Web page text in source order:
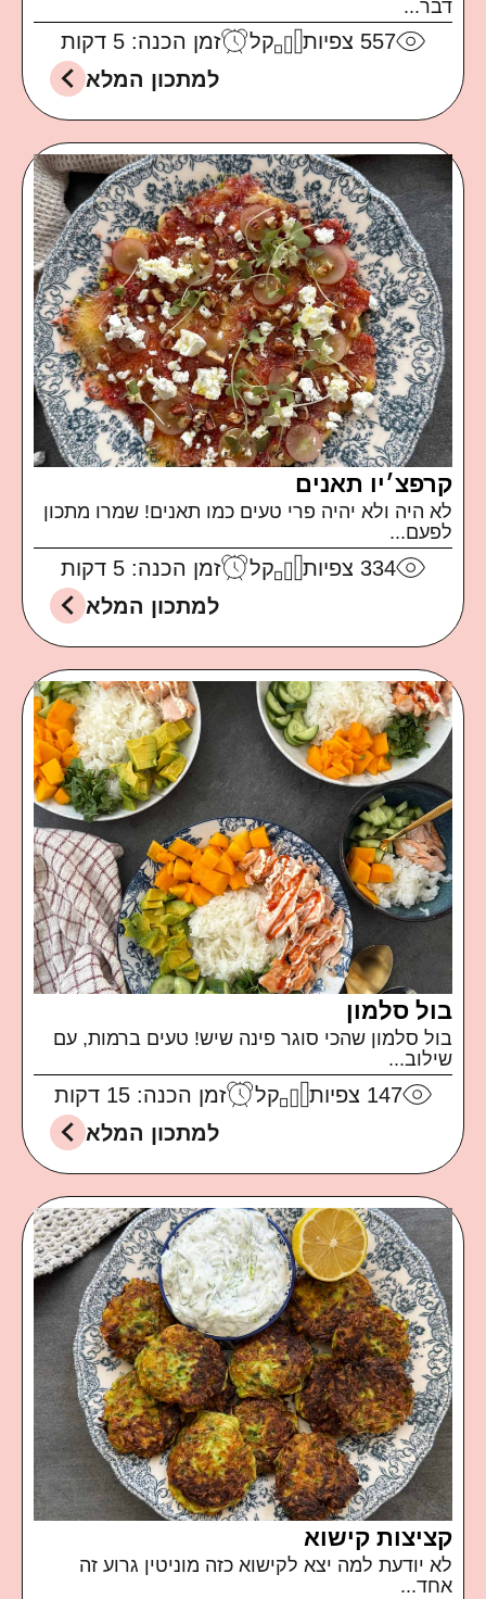
דבר...
557 צפיות קל
זמן הכנה: 5 דקות
למתכון המלא
קרפצ׳יו תאנים
לא היה ולא יהיה פרי טעים כמו תאנים! שמרו מתכון
לפעם...
334 צפיות קל
זמן הכנה: 5 דקות
למתכון המלא
בול סלמון
בול סלמון שהכי סוגר פינה שיש! טעים ברמות, עם
שילוב...
147 צפיות קל
זמן הכנה: 15 דקות
למתכון המלא
קציצות קישוא
לא יודעת למה יצא לקישוא כזה מוניטין גרוע זה
אחד...